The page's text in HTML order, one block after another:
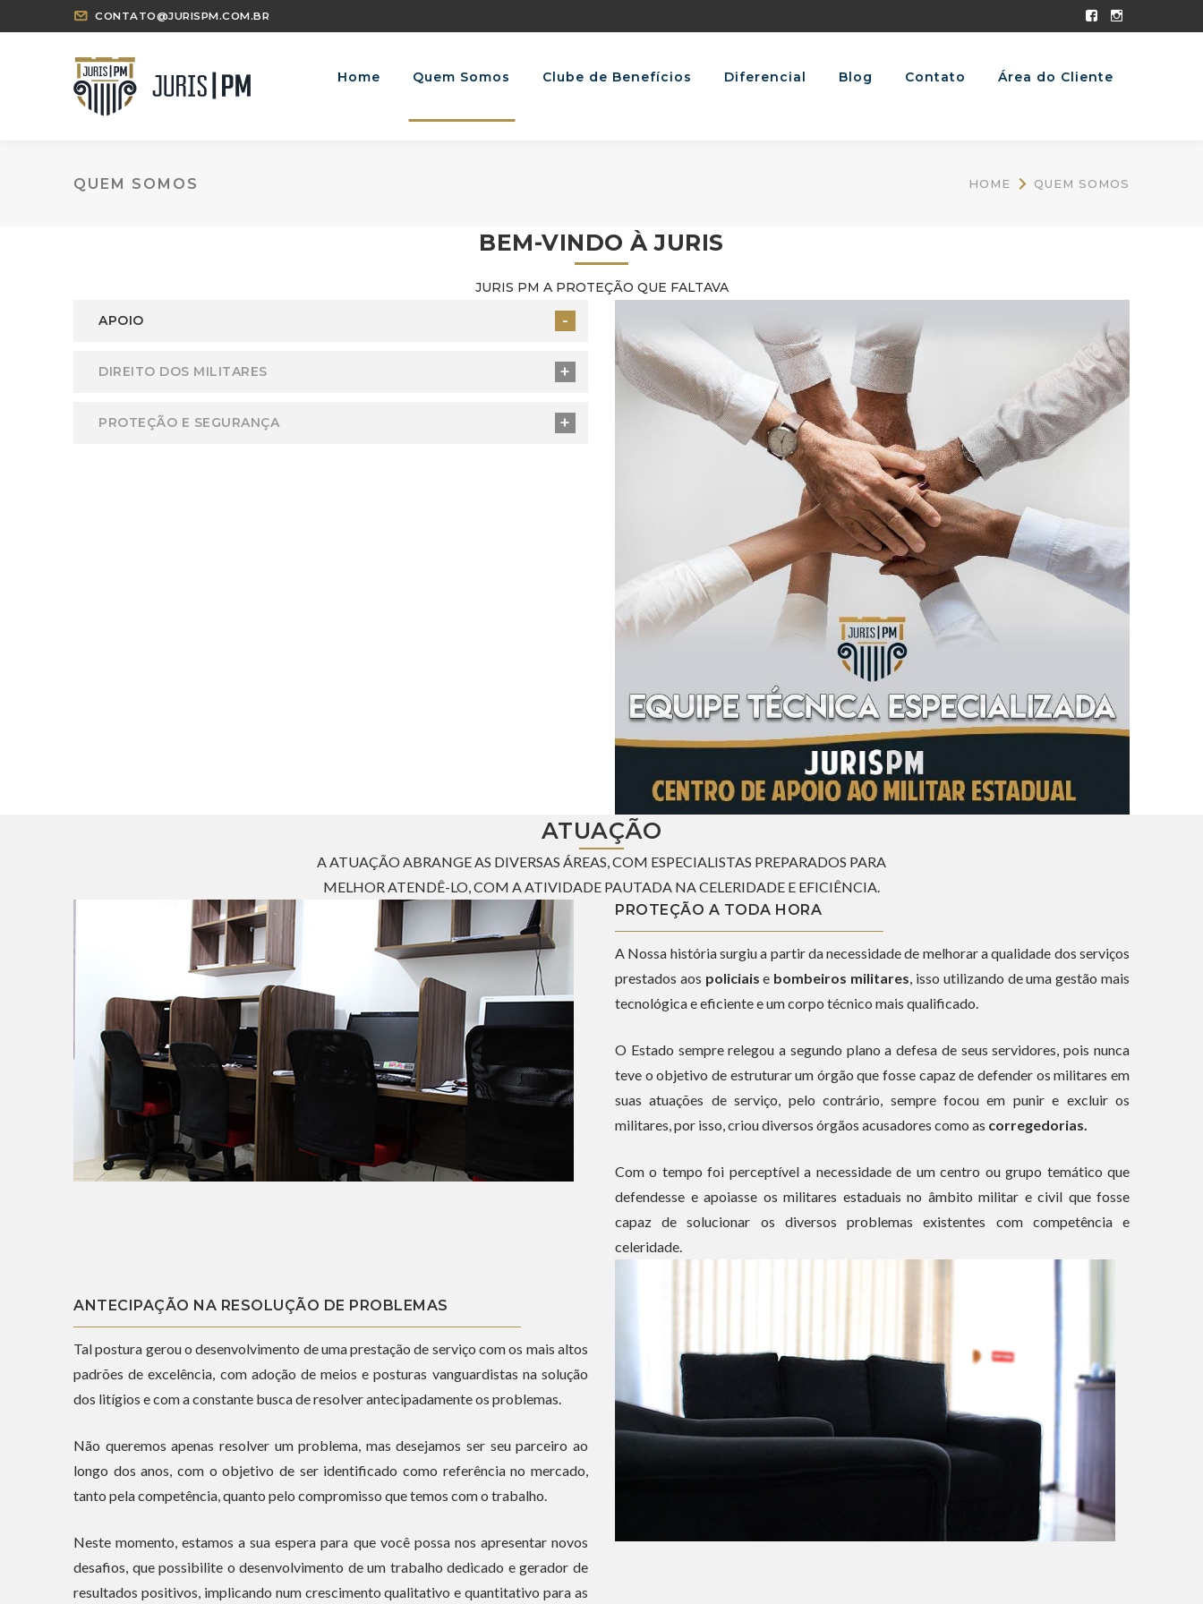
CONTATO@JURISPM.COM.BR
Facebook
Instagram
Home Quem Somos Clube de Benefícios Diferencial Blog Contato Área do Cliente
QUEM SOMOS HOME QUEM SOMOS
BEM-VINDO À JURIS
JURIS PM A PROTEÇÃO QUE FALTAVA
APOIO
DIREITO DOS MILITARES
PROTEÇÃO E SEGURANÇA
ATUAÇÃO
A ATUAÇÃO ABRANGE AS DIVERSAS ÁREAS, COM ESPECIALISTAS PREPARADOS PARA
MELHOR ATENDÊ-LO, COM A ATIVIDADE PAUTADA NA CELERIDADE E EFICIÊNCIA.
PROTEÇÃO A TODA HORA
A Nossa história surgiu a partir da necessidade de melhorar a qualidade dos serviços
prestados aos policiais e bombeiros militares, isso utilizando de uma gestão mais
tecnológica e eficiente e um corpo técnico mais qualificado.
O Estado sempre relegou a segundo plano a defesa de seus servidores, pois nunca
teve o objetivo de estruturar um órgão que fosse capaz de defender os militares em
suas atuações de serviço, pelo contrário, sempre focou em punir e excluir os
militares, por isso, criou diversos órgãos acusadores como as corregedorias.
Com o tempo foi perceptível a necessidade de um centro ou grupo temático que
defendesse e apoiasse os militares estaduais no âmbito militar e civil que fosse
capaz de solucionar os diversos problemas existentes com competência e
celeridade.
ANTECIPAÇÃO NA RESOLUÇÃO DE PROBLEMAS
Tal postura gerou o desenvolvimento de uma prestação de serviço com os mais altos
padrões de excelência, com adoção de meios e posturas vanguardistas na solução
dos litígios e com a constante busca de resolver antecipadamente os problemas.
Não queremos apenas resolver um problema, mas desejamos ser seu parceiro ao
longo dos anos, com o objetivo de ser identificado como referência no mercado,
tanto pela competência, quanto pelo compromisso que temos com o trabalho.
Neste momento, estamos a sua espera para que você possa nos apresentar novos
desafios, que possibilite o desenvolvimento de um trabalho dedicado e gerador de
resultados positivos, implicando num crescimento qualitativo e quantitativo para as